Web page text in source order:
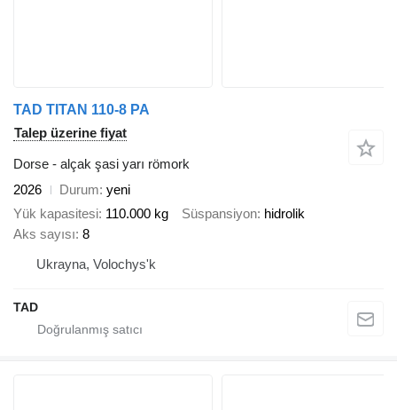
TAD TITAN 110-8 PA
Talep üzerine fiyat
Dorse - alçak şasi yarı römork
2026
Durum yeni
Yük kapasitesi 110.000 kg Süspansiyon hidrolik
Aks sayısı 8
Ukrayna, Volochys'k
TAD